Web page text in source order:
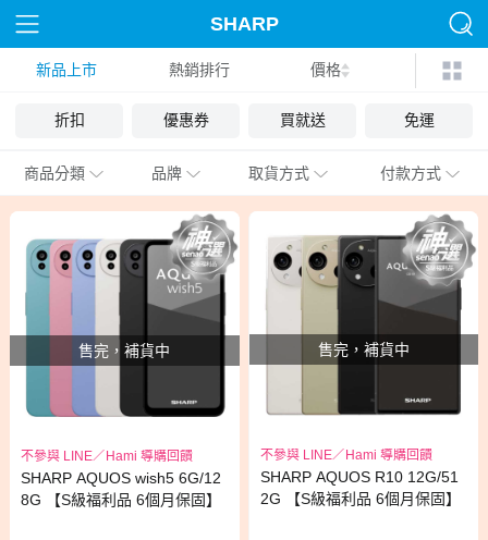
SHARP
新品上市 熱銷排行 價格
折扣 優惠券 買就送 免運
商品分類 品牌 取貨方式 付款方式
售完，補貨中
不參與 LINE／Hami 導購回饋
SHARP AQUOS wish5 6G/12
8G 【S級福利品 6個月保固】
售完，補貨中
不參與 LINE／Hami 導購回饋
SHARP AQUOS R10 12G/51
2G 【S級福利品 6個月保固】